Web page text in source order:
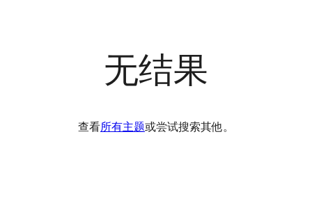
无结果
查看所有主题或尝试搜索其他。